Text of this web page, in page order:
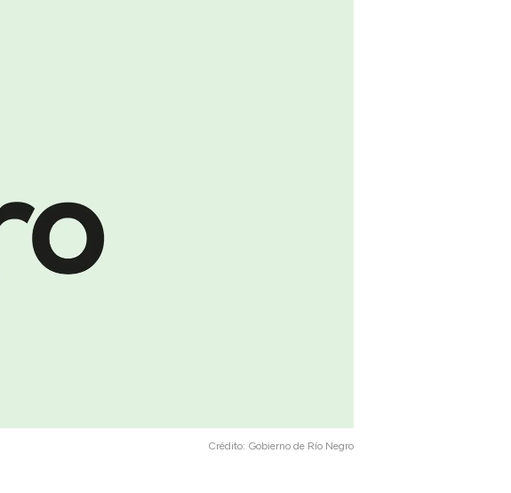
Crédito: Gobierno de Río Negro